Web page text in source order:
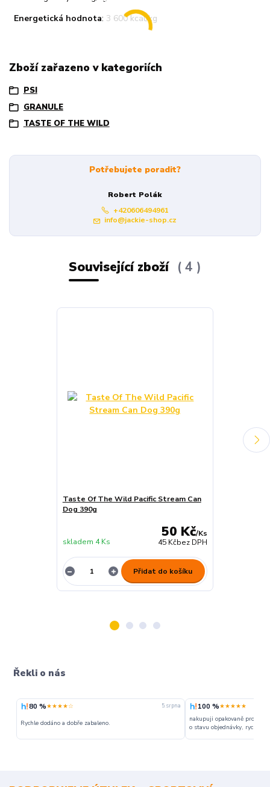
Energetická hodnota: 3 600 kcal/kg
Zboží zařazeno v kategoriích
PSI
GRANULE
TASTE OF THE WILD
Potřebujete poradit?
Robert Polák
+420606494961
info@jackie-shop.cz
Související zboží 4
Taste Of The Wild Pacific Stream Can
Dog 390g
50 Kč/Ks
45 Kčbez DPH
skladem 4 Ks
Přidat do košíku
Řekli o nás
80 %★★★★☆ 5. srpna
Rychle dodáno a dobře zabaleno.
100 %★★★★★
nakupuji opakovaně pro
o stavu objednávky, rychlost